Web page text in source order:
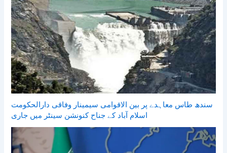
سندھ طاس معاہدے پر بین الاقوامی سیمینار وفاقی دارالحکومت
اسلام آباد کے جناح کنونشن سینٹر میں جاری